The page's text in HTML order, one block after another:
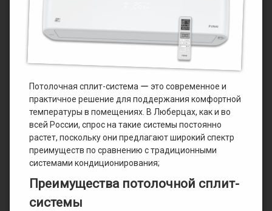
Потолочная сплит-система ー это современное и
практичное решение для поддержания комфортной
температуры в помещениях. В Люберцах, как и во
всей России, спрос на такие системы постоянно
растет, поскольку они предлагают широкий спектр
преимуществ по сравнению с традиционными
системами кондиционирования;
Преимущества потолочной сплит-
системы